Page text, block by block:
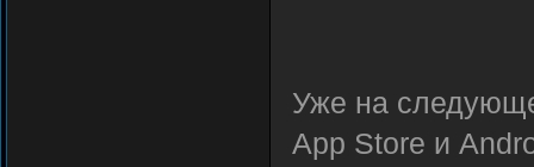
Уже на
App Store и